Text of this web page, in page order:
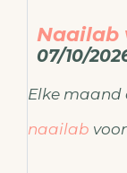
Naailab
07/10/
Elke maand
naailab